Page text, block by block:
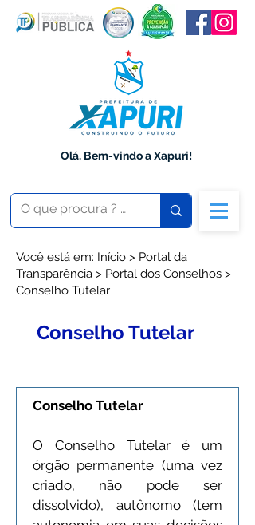
Olá, Bem-vindo a Xapuri!
Você está em: Início > Portal da
Transparência > Portal dos Conselhos >
Conselho Tutelar
Conselho Tutelar
Conselho Tutelar
O Conselho Tutelar é um
órgão permanente (uma vez
criado, não pode ser
dissolvido), autônomo (tem